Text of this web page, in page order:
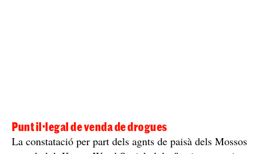
Punt il·legal de venda de drogues
La constatació per part dels agnts de paisà dels Mossos